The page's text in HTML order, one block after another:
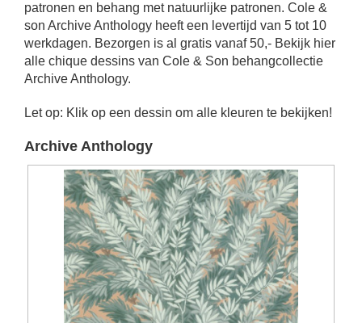
patronen en behang met natuurlijke patronen. Cole &
son Archive Anthology heeft een levertijd van 5 tot 10
werkdagen. Bezorgen is al gratis vanaf 50,- Bekijk hier
alle chique dessins van Cole & Son behangcollectie
Archive Anthology.
Let op: Klik op een dessin om alle kleuren te bekijken!
Archive Anthology